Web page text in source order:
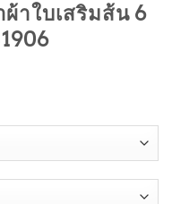
ผ้าใบเสริมส้น 6